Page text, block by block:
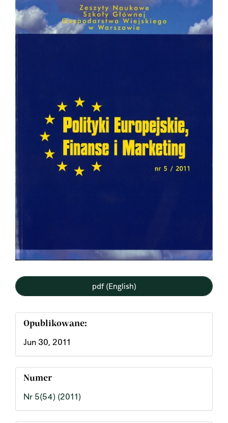
Sidebar
pdf (English)
Opublikowane:
Jun 30, 2011
Numer
Nr 5(54) (2011)